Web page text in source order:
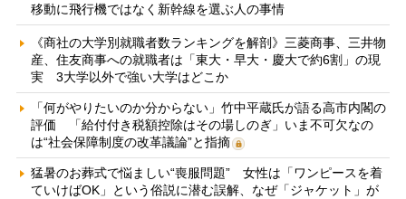
移動に飛行機ではなく新幹線を選ぶ人の事情
《商社の大学別就職者数ランキングを解剖》三菱商事、三井物
産、住友商事への就職者は「東大・早大・慶大で約6割」の現
実 3大学以外で強い大学はどこか
「何がやりたいのか分からない」竹中平蔵氏が語る高市内閣の
評価 「給付付き税額控除はその場しのぎ」いま不可欠なの
は“社会保障制度の改革議論”と指摘
猛暑のお葬式で悩ましい“喪服問題” 女性は「ワンピースを着
ていけばOK」という俗説に潜む誤解、なぜ「ジャケット」が